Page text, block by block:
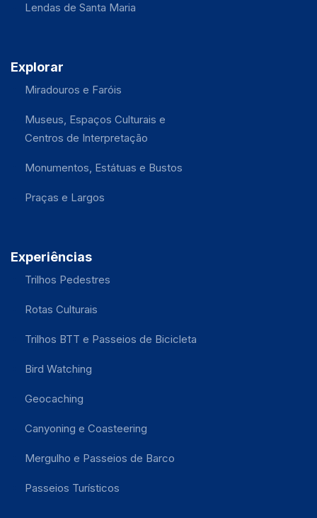
Lendas de Santa Maria
Explorar
Miradouros e Faróis
Museus, Espaços Culturais e
Centros de Interpretação
Monumentos, Estátuas e Bustos
Praças e Largos
Experiências
Trilhos Pedestres
Rotas Culturais
Trilhos BTT e Passeios de Bicicleta
Bird Watching
Geocaching
Canyoning e Coasteering
Mergulho e Passeios de Barco
Passeios Turísticos